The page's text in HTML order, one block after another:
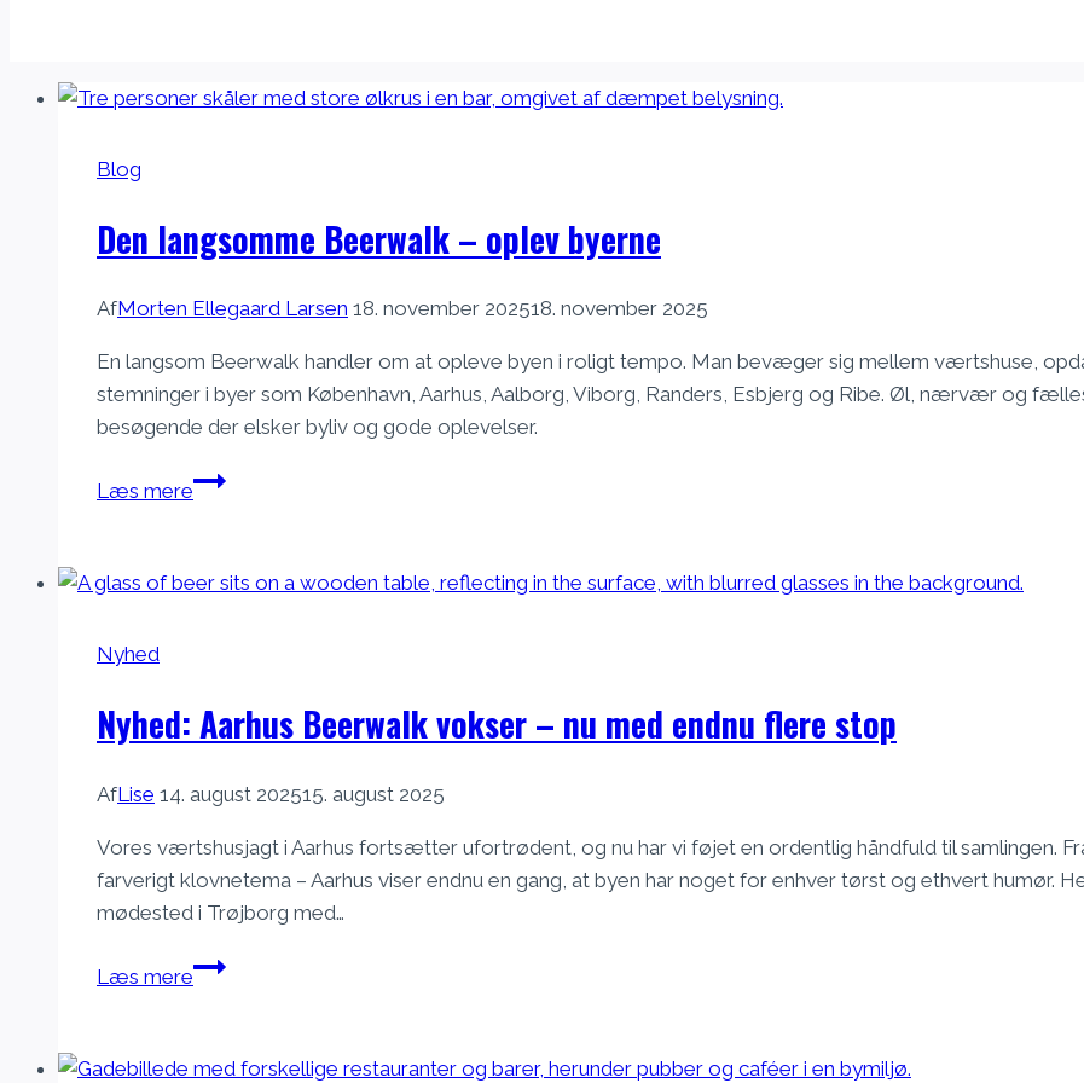
Blog
Den langsomme Beerwalk – oplev byerne
AfMorten Ellegaard Larsen 18. november 202518. november 2025
En langsom Beerwalk handler om at opleve byen i roligt tempo. Man bevæger sig mellem værtshuse,
stemninger i byer som København, Aarhus, Aalborg, Viborg, Randers, Esbjerg og Ribe. Øl, nærvær og
besøgende der elsker byliv og gode oplevelser.
Læs mereDen
–
Nyhed
Nyhed: Aarhus Beerwalk vokser – nu med endnu flere stop
AfLise 14. august 202515. august 2025
Vores værtshusjagt i Aarhus fortsætter ufortrødent, og nu har vi føjet en ordentlig håndfuld til samlingen.
farverigt klovnetema – Aarhus viser endnu en gang, at byen har noget for enhver tørst og ethvert humør.
mødested i Trøjborg med…
Læs mereNyhed:
vokser